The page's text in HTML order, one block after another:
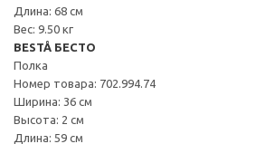
Длина: 68 см
Вес: 9.50 кг
BESTÅ БЕСТО
Полка
Номер товара: 702.994.74
Ширина: 36 см
Высота: 2 см
Длина: 59 см